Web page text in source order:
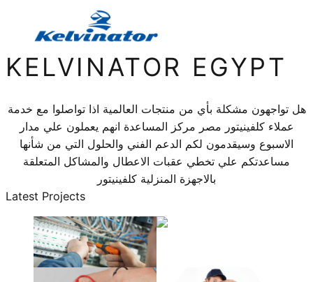
KELVINATOR EGYPT
هل تواجهون مشكلة بأي من منتجات العالمية اذا تواصلوا مع خدمة
عملاء كلفينيتور مصر مركز المساعدة انهم يعملون علي مدار
الاسبوع وسيقدمون لكم الدعم الفني والحلول التي من شأنها
مساعدتكم علي تخطي عقبات الاعطال والمشاكل المتعلقة
بالاجهزة المنزلية كلفينيتور
Latest Projects